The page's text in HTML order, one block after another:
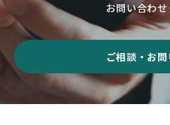
お問い合わ
ご相談・お